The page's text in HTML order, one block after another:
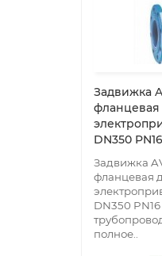
Задвижка
DN350 PN16
Задвижка
фланцевая
DN350
полное..